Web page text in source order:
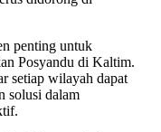
penting untuk
Posyandu di Kaltim.
setiap wilayah dapat
solusi dalam